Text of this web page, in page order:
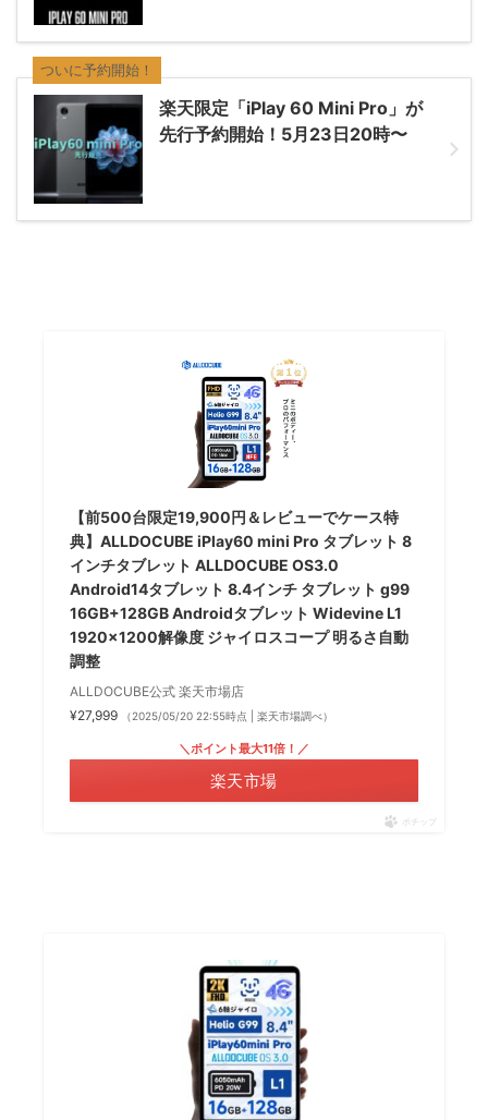
楽天限定「iPlay 60 Mini Pro」が
先行予約開始！5月23日20時〜
ついに予約開始！
【前500台限定19,900円＆レビューでケース特
典】ALLDOCUBE iPlay60 mini Pro タブレット 8
インチタブレット ALLDOCUBE OS3.0
Android14タブレット 8.4インチ タブレット g99
16GB+128GB Androidタブレット Widevine L1
1920×1200解像度 ジャイロスコープ 明るさ自動
調整
ALLDOCUBE公式 楽天市場店
¥27,999
（2025/05/20 22:55時点 | 楽天市場調べ）
＼ポイント最大11倍！／
楽天市場
ポチップ